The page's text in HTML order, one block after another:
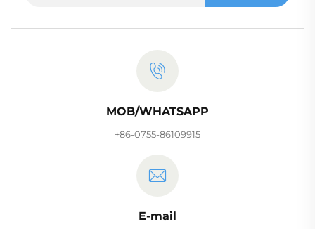
MOB/WHATSAPP
+86-0755-86109915
E-mail